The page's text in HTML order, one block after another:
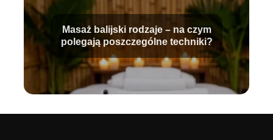
Masaż balijski rodzaje – na czym
polegają poszczególne techniki?